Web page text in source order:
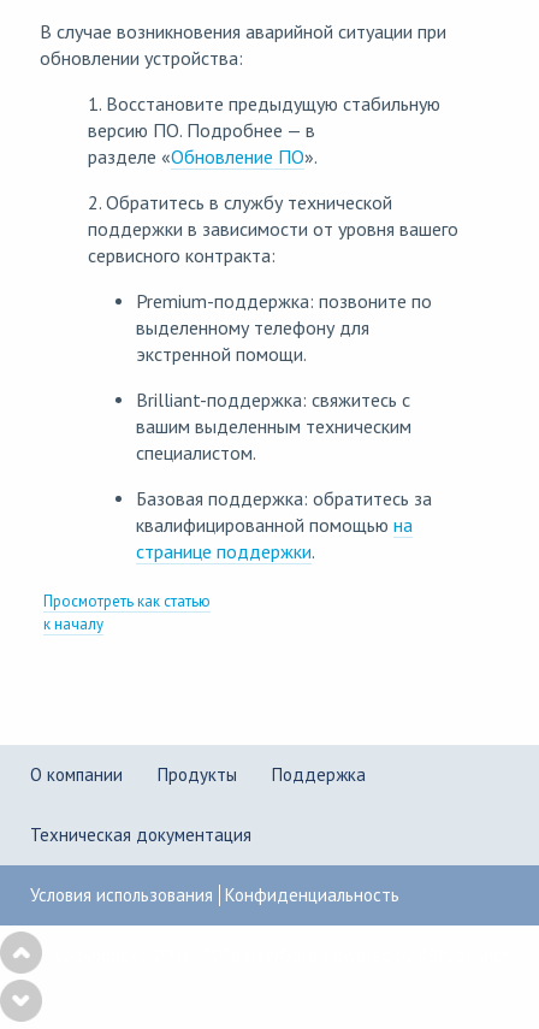
В случае возникновения аварийной ситуации при
обновлении устройства:
1. Восстановите предыдущую стабильную
версию ПО. Подробнее — в
разделе «Обновление ПО».
2. Обратитесь в службу технической
поддержки в зависимости от уровня вашего
сервисного контракта:
Premium-поддержка: позвоните по
выделенному телефону для
экстренной помощи.
Brilliant-поддержка: свяжитесь с
вашим выделенным техническим
специалистом.
Базовая поддержка: обратитесь за
квалифицированной помощью на
странице поддержки.
Просмотреть как статью
к началу
О компании Продукты Поддержка
Техническая документация
Условия использования Конфиденциальность